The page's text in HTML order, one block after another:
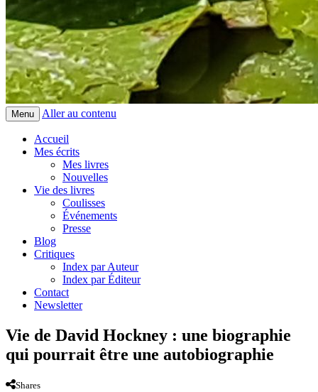
Menu Aller au contenu
Accueil
Mes écrits
Mes livres
Nouvelles
Vie des livres
Coulisses
Événements
Presse
Blog
Critiques
Index par Auteur
Index par Éditeur
Contact
Newsletter
Vie de David Hockney : une biographie
qui pourrait être une autobiographie
Shares